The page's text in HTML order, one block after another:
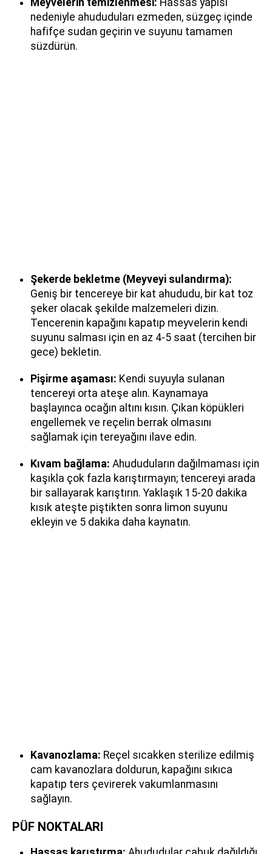
Meyvelerin temizlenmesi: Hassas yapısı
nedeniyle ahududuları ezmeden, süzgeç içinde
hafifçe sudan geçirin ve suyunu tamamen
süzdürün.
Şekerde bekletme (Meyveyi sulandırma):
Geniş bir tencereye bir kat ahududu, bir kat toz
şeker olacak şekilde malzemeleri dizin.
Tencerenin kapağını kapatıp meyvelerin kendi
suyunu salması için en az 4-5 saat (tercihen bir
gece) bekletin.
Pişirme aşaması: Kendi suyuyla sulanan
tencereyi orta ateşe alın. Kaynamaya
başlayınca ocağın altını kısın. Çıkan köpükleri
engellemek ve reçelin berrak olmasını
sağlamak için tereyağını ilave edin.
Kıvam bağlama: Ahududuların dağılmaması için
kaşıkla çok fazla karıştırmayın; tencereyi arada
bir sallayarak karıştırın. Yaklaşık 15-20 dakika
kısık ateşte piştikten sonra limon suyunu
ekleyin ve 5 dakika daha kaynatın.
Kavanozlama: Reçel sıcakken sterilize edilmiş
cam kavanozlara doldurun, kapağını sıkıca
kapatıp ters çevirerek vakumlanmasını
sağlayın.
PÜF NOKTALARI